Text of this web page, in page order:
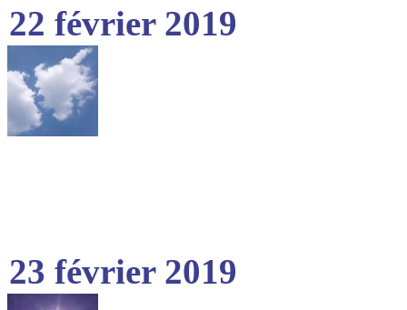
22 février 2019
23 février 2019